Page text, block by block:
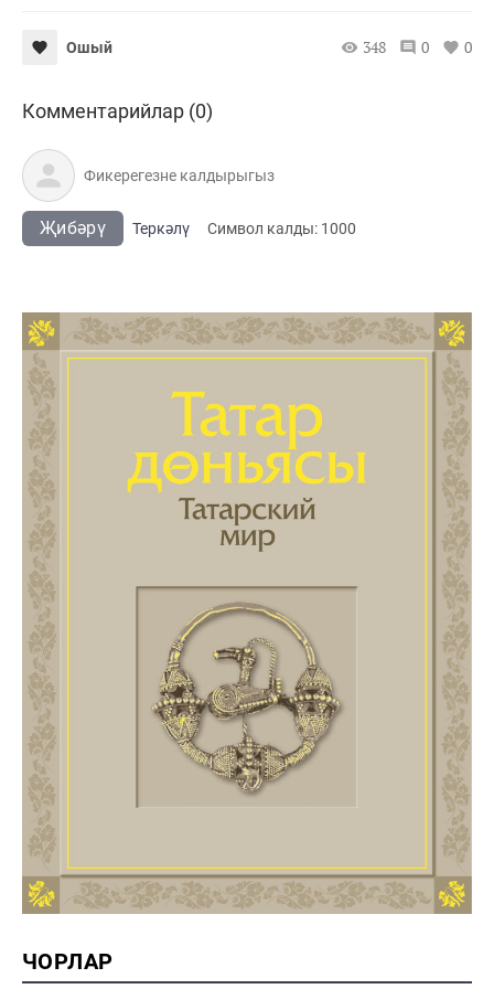
Ошый 348 0 0
Комментарийлар (0)
Җибәрү Теркәлү Cимвол калды: 1000
ЧОРЛАР